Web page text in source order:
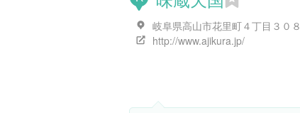
岐阜県高山市花里町４丁目３０８
http://www.ajikura.jp/